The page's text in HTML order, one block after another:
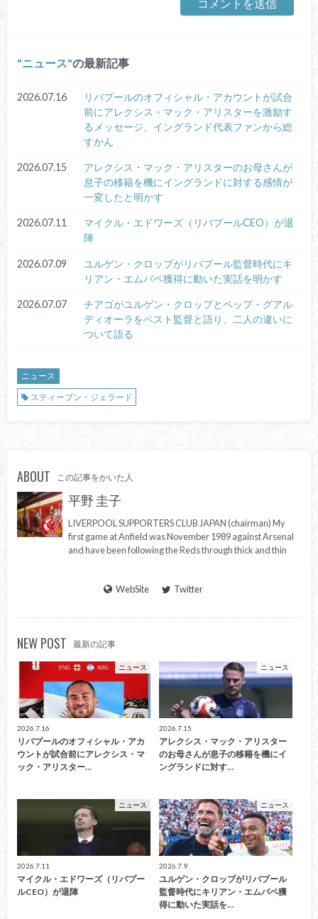
ニュース の最新記事
2026.07.16
リバプールのオフィシャル・アカウントが試合
前にアレクシス・マック・アリスターを激励す
るメッセージ、イングランド代表ファンから総
すかん
2026.07.15
アレクシス・マック・アリスターのお母さんが
息子の移籍を機にイングランドに対する感情が
一変したと明かす
2026.07.11
マイクル・エドワーズ（リバプールCEO）が退
陣
2026.07.09
ユルゲン・クロップがリバプール監督時代にキ
リアン・エムバペ獲得に動いた実話を明かす
2026.07.07
チアゴがユルゲン・クロップとペップ・グアル
ディオーラをベスト監督と語り、二人の違いに
ついて語る
ニュース
スティーブン・ジェラード
ABOUT この記事をかいた人
平野 圭子
LIVERPOOL SUPPORTERS CLUB JAPAN (chairman) My
first game at Anfield was November 1989 against Arsenal
and have been following the Reds through thick and thin
WebSite Twitter
NEW POST 最新の記事
ニュース
2026.7.16
リバプールのオフィシャル・アカ
ウントが試合前にアレクシス・マ
ック・アリスター…
ニュース
2026.7.15
アレクシス・マック・アリスター
のお母さんが息子の移籍を機にイ
ングランドに対す…
ニュース
2026.7.11
マイクル・エドワーズ（リバプー
ルCEO）が退陣
ニュース
2026.7.9
ユルゲン・クロップがリバプール
監督時代にキリアン・エムバペ獲
得に動いた実話を…